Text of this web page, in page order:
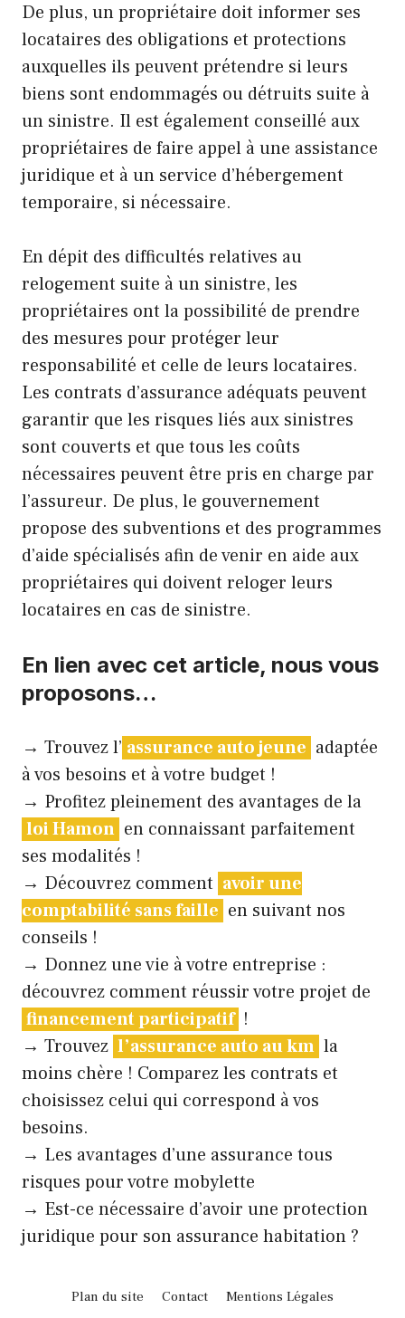
De plus, un propriétaire doit informer ses
locataires des obligations et protections
auxquelles ils peuvent prétendre si leurs
biens sont endommagés ou détruits suite à
un sinistre. Il est également conseillé aux
propriétaires de faire appel à une assistance
juridique et à un service d’hébergement
temporaire, si nécessaire.
En dépit des difficultés relatives au
relogement suite à un sinistre, les
propriétaires ont la possibilité de prendre
des mesures pour protéger leur
responsabilité et celle de leurs locataires.
Les contrats d’assurance adéquats peuvent
garantir que les risques liés aux sinistres
sont couverts et que tous les coûts
nécessaires peuvent être pris en charge par
l’assureur. De plus, le gouvernement
propose des subventions et des programmes
d’aide spécialisés afin de venir en aide aux
propriétaires qui doivent reloger leurs
locataires en cas de sinistre.
En lien avec cet article, nous vous
proposons…
→ Trouvez l’ assurance auto jeune adaptée
à vos besoins et à votre budget !
→ Profitez pleinement des avantages de la
loi Hamon en connaissant parfaitement
ses modalités !
→ Découvrez comment avoir une
comptabilité sans faille en suivant nos
conseils !
→ Donnez une vie à votre entreprise :
découvrez comment réussir votre projet de
financement participatif !
→ Trouvez l’assurance auto au km la
moins chère ! Comparez les contrats et
choisissez celui qui correspond à vos
besoins.
→ Les avantages d’une assurance tous
risques pour votre mobylette
→ Est-ce nécessaire d’avoir une protection
juridique pour son assurance habitation ?
Plan du site Contact Mentions Légales